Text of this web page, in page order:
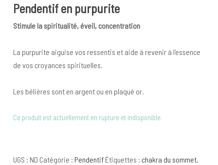
Pendentif en purpurite
Stimule la spiritualité, éveil, concentration
La purpurite aiguise vos ressentis et aide à revenir à l’essence
de vos croyances spirituelles.
Les bélières sont en argent ou en plaqué or.
Ce produit est actuellement en rupture et indisponible.
UGS : ND Catégorie : PendentifÉtiquettes : chakra du sommet,